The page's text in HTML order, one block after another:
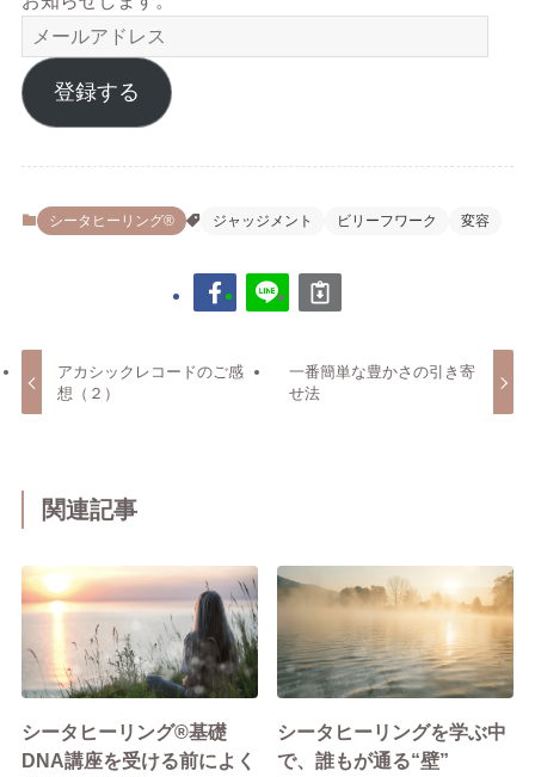
メ
ー
ル
ア
ス
登録する
シータヒーリング® ジャッジメント ビリーフワーク 変容
アカシックレコードのご感
想（２）
一番簡単な豊かさの引き寄
せ法
関連記事
シータヒーリング®基礎
DNA講座を受ける前によく
シータヒーリングを学ぶ中
で、誰もが通る“壁”